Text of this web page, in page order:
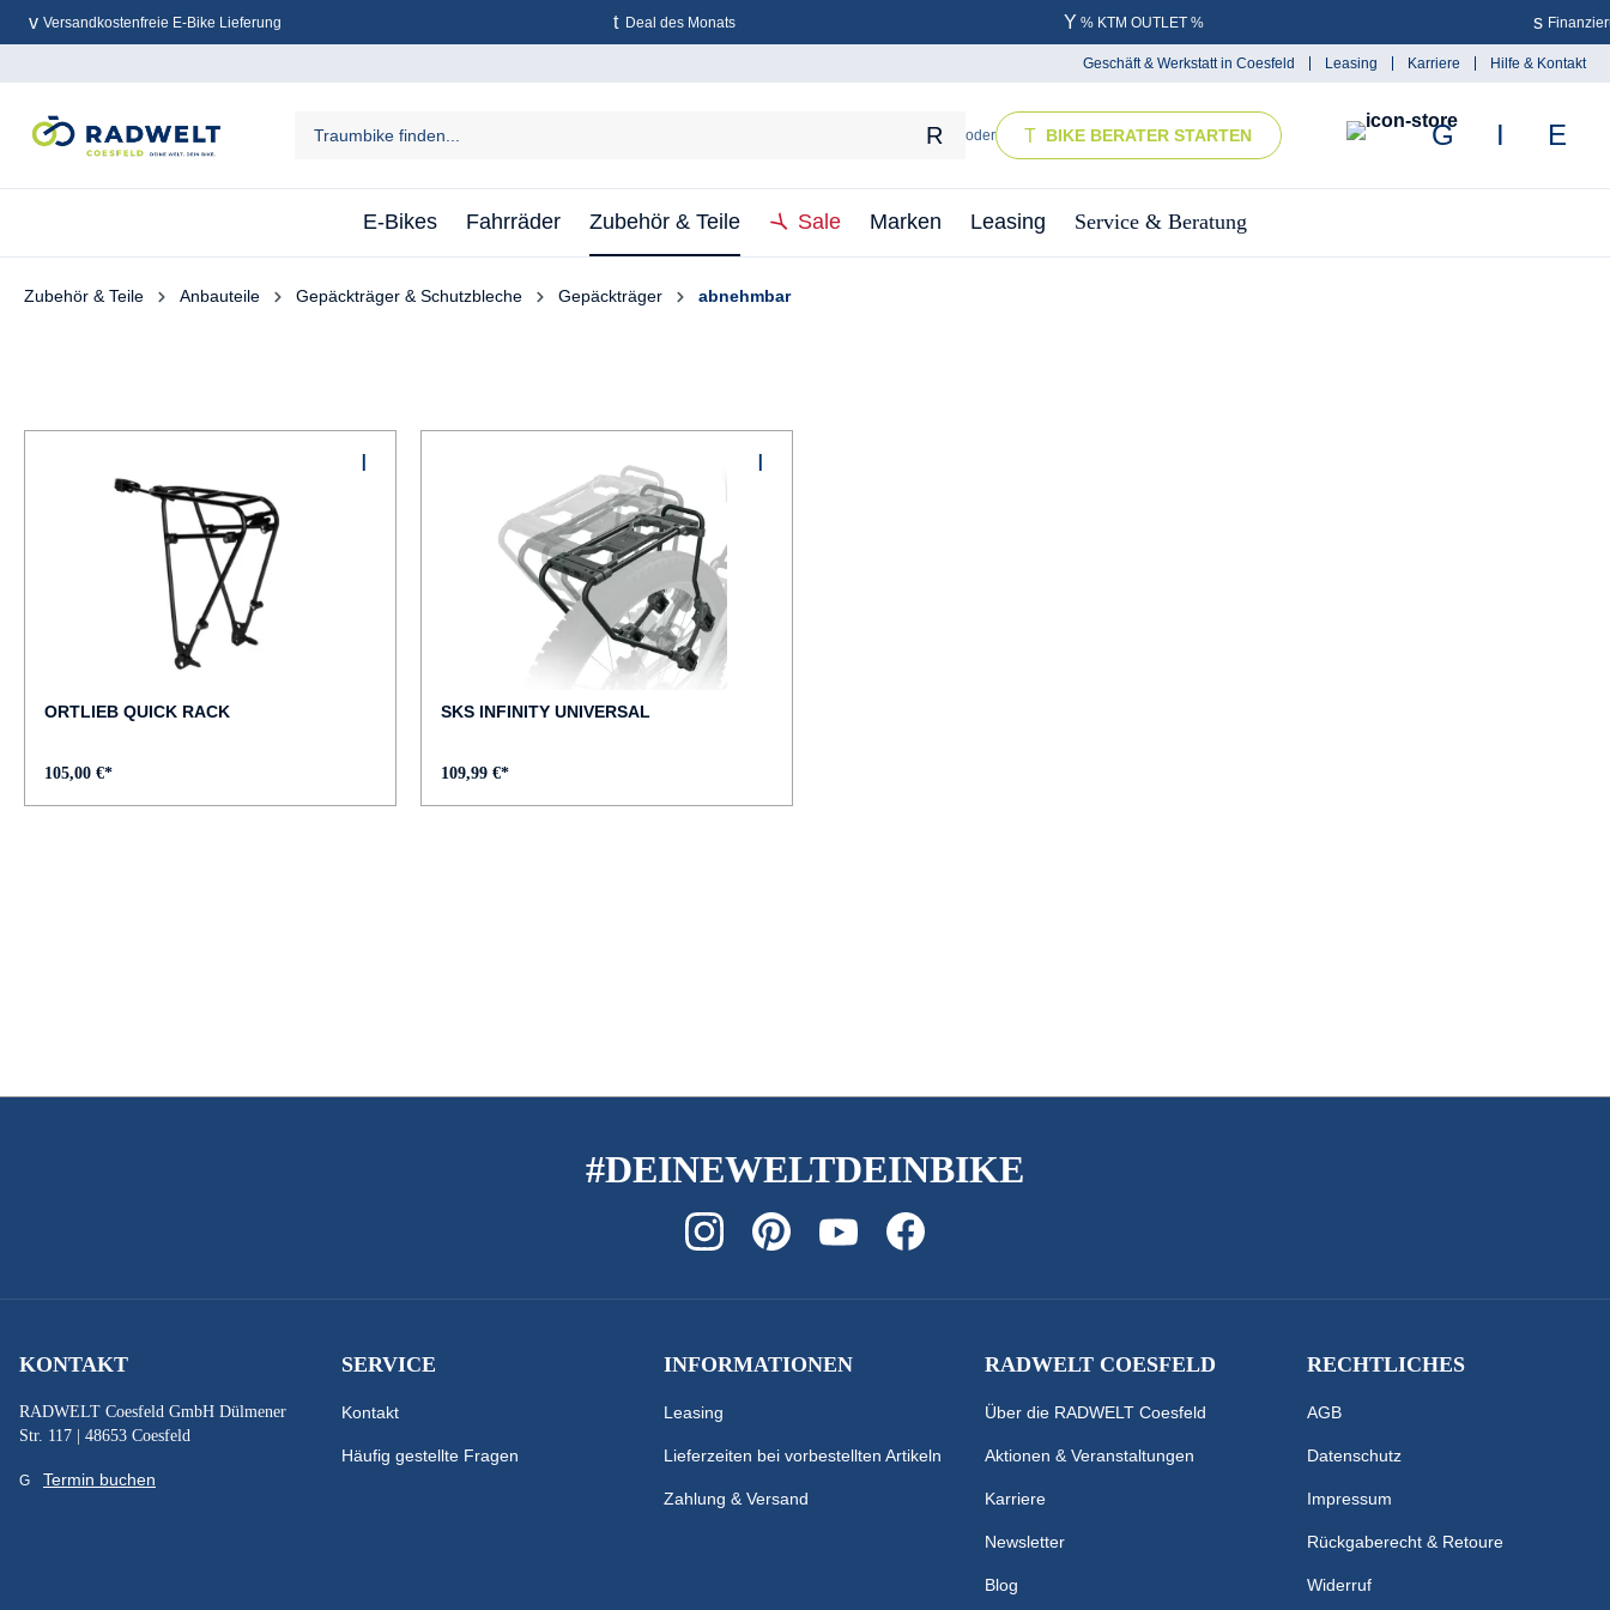
springen
Versandkostenfreie E-Bike Lieferung Deal des Monats % KTM OUTLET %
Geschäft & Werkstatt in Coesfeld Leasing Karriere Hilfe & Kontakt
oder BIKE BERATER STARTEN
E-Bikes Fahrräder Zubehör & Teile Sale Marken Leasing Service & Beratung
Zubehör & Teile Anbauteile Gepäckträger & Schutzbleche Gepäckträger abnehmbar
ORTLIEB QUICK RACK
105,00 €*
SKS INFINITY UNIVERSAL
109,99 €*
#DEINEWELTDEINBIKE
KONTAKT
RADWELT Coesfeld GmbH Dülmener
Str. 117 | 48653 Coesfeld
Termin buchen
SERVICE
Kontakt
Häufig gestellte Fragen
INFORMATIONEN
Leasing
Lieferzeiten bei vorbestellten Artikeln
Zahlung & Versand
RADWELT COESFELD
Über die RADWELT Coesfeld
Aktionen & Veranstaltungen
Karriere
Newsletter
Blog
RECHTLICHES
AGB
Datenschutz
Impressum
Rückgaberecht & Retoure
Widerruf